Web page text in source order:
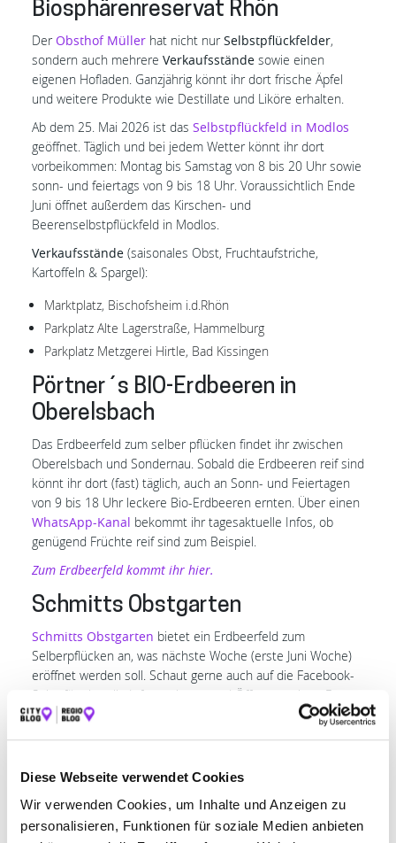
Diese Webseite verwendet Cookies
Wir verwenden Cookies, um Inhalte und Anzeigen zu
personalisieren, Funktionen für soziale Medien anbieten
Biosphärenreservat Rhön
DerObsthof Müller hat nicht nurSelbstpflückfelder,
sondern auch mehrere Verkaufsstände sowie einen
eigenen Hofladen. Ganzjährig könnt ihr dort frische Äpfel
und weitere Produkte wie Destillate und Liköre erhalten.
Ab dem 25. Mai 2026 ist das Selbstpflückfeld in Modlos
geöffnet. Täglich und bei jedem Wetter könnt ihr dort
vorbeikommen: Montag bis Samstag von 8 bis 20 Uhr sowie
sonn- und feiertags von 9 bis 18 Uhr. Voraussichtlich Ende
Juni öffnet außerdem das Kirschen- und
Beerenselbstpflückfeld in Modlos.
Verkaufsstände (saisonales Obst, Fruchtaufstriche,
Kartoffeln & Spargel):
Marktplatz, Bischofsheim i.d.Rhön
Parkplatz Alte Lagerstraße, Hammelburg
Parkplatz Metzgerei Hirtle, Bad Kissingen
Pörtner´s BIO-Erdbeeren in
Oberelsbach
Das Erdbeerfeld zum selber pflücken findet ihr zwischen
Oberelsbach und Sondernau. Sobald die Erdbeeren reif sind
könnt ihr dort (fast) täglich, auch an Sonn- und Feiertagen
von 9 bis 18 Uhr leckere Bio-Erdbeeren ernten. Über einen
WhatsApp-Kanal bekommt ihr tagesaktuelle Infos, ob
genügend Früchte reif sind zum Beispiel.
Zum Erdbeerfeld kommt ihr hier.
Schmitts Obstgarten
Schmitts Obstgarten bietet ein Erdbeerfeld zum
Selberpflücken an, was nächste Woche (erste Juni Woche)
eröffnet werden soll. Schaut gerne auch auf die Facebook-
Seite für aktuelle Informationen und Öffnungszeiten. Das
Feld ist ab dem Laden beschildert (Holzschilder mit
Bauernladen könnt ihr jetzt schon Erdbeeren erwerben.
Bauernladen und SB-Ecke: Oberland 12, 97702
Reichenbach